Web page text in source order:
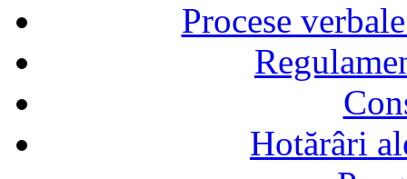
Procese
Hotărâri